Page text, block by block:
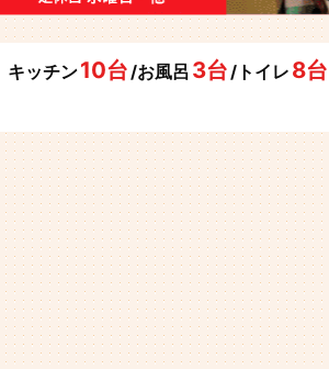
キッチン10台/お風呂 3台/トイレ 8台